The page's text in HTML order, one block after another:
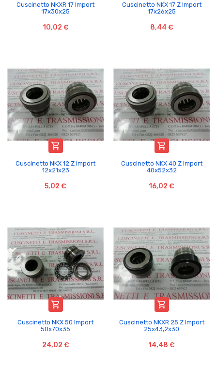
Cuscinetto NKXR 17 Import
17x30x25
10,02 €
Cuscinetto NKX 17 Z Import
17x26x25
8,44 €

Cuscinetto NKX 12 Z Import
12x21x23
5,02 €

Cuscinetto NKX 40 Z Import
40x52x32
16,02 €

Cuscinetto NKX 50 Import
50x70x35
24,02 €

Cuscinetto NKXR 25 Z Import
25x43,2x30
14,48 €